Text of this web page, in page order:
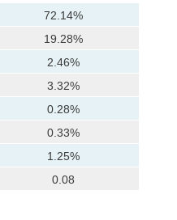
72.14%
19.28%
2.46%
3.32%
0.28%
0.33%
1.25%
0.08